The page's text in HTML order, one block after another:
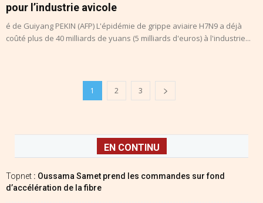
pour l’industrie avicole
é de Guiyang PEKIN (AFP) L'épidémie de grippe aviaire H7N9 a déjà
coûté plus de 40 milliards de yuans (5 milliards d'euros) à l'industrie...
1 2 3
EN CONTINU
Topnet : Oussama Samet prend les commandes sur fond
d’accélération de la fibre